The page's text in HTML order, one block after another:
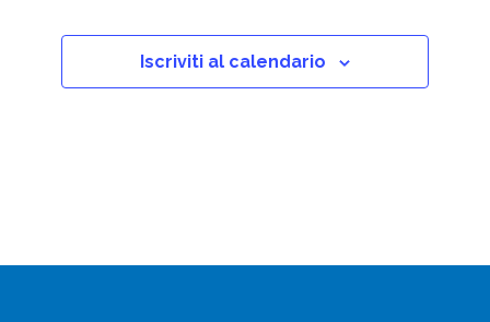
Iscriviti al calendario